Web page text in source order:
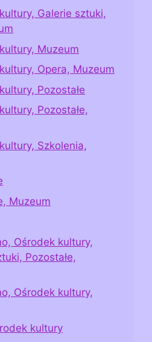
Galerie sztuki,
Muzeum
Opera, Muzeum
Pozostałe
Pozostałe,
Szkolenia,
Muzeum
Ośrodek kultury,
Pozostałe,
Ośrodek kultury,
kultury